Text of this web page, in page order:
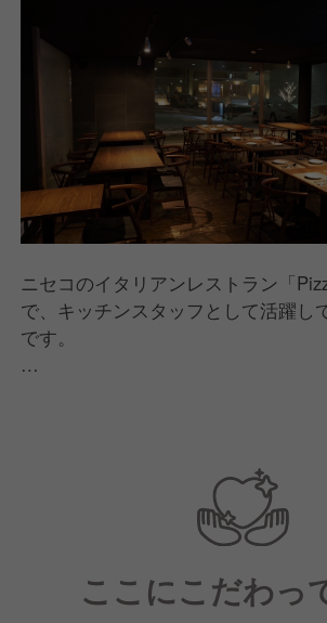
ニセコのイタリアンレストラン「
で、キッチンスタッフとして活躍し
です。
「調理スキルもキャリアも同時に
Pizzeria R Nisekoでは、北海道産小
した自家製ピザ生地を熟成させ、高
げた本格ナポリピッツァを提供して
ウトにも対応しており、毎日さまざ
を届けながら、腕を磨ける職場です
ここにこだわっ